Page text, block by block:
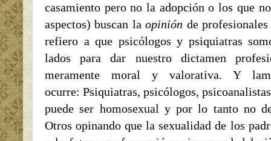
casamiento pero no la adopción o los que
aspectos) buscan laopinión de
refiero a que psicólogos y psiquiatras
lados para dar nuestro dictamen
meramente moral y valorativa. Y
ocurre: Psiquiatras, psicólogos,
puede ser homosexual y por lo tanto no
Otros opinando que la sexualidad de los